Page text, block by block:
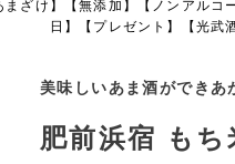
ざけ】【無添加】【ノンアルコ
日】【プレゼント】【光武
美味しいあま酒ができあ
肥前浜宿 もち